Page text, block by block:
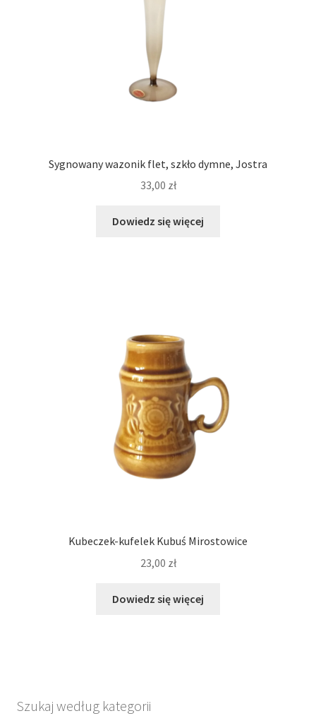
Sygnowany wazonik flet, szkło dymne, Jostra
33,00 zł
Dowiedz się więcej
Kubeczek-kufelek Kubuś Mirostowice
23,00 zł
Dowiedz się więcej
Szukaj według kategorii